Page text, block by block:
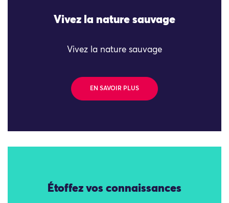
Vivez la nature sauvage
Vivez la nature sauvage
EN SAVOIR PLUS
Étoffez vos connaissances